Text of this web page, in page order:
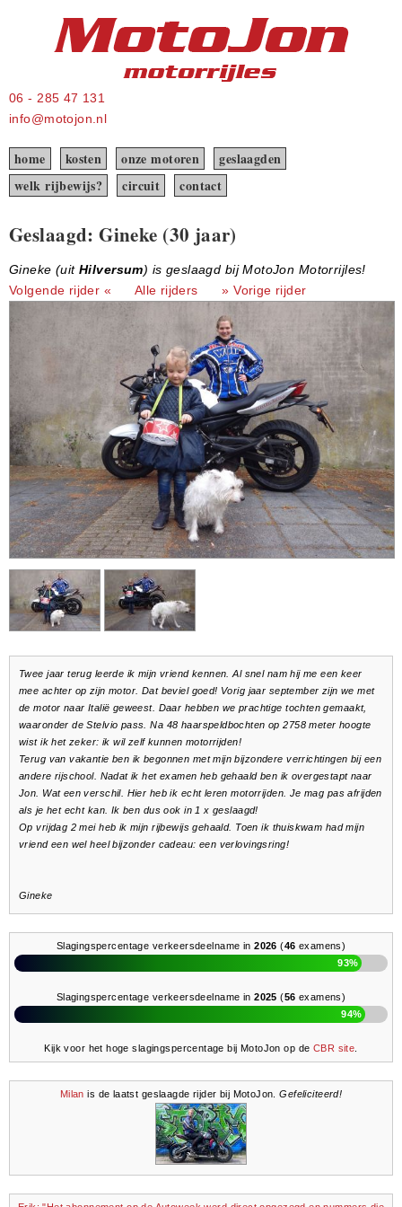
06 - 285 47 131
info@motojon.nl
home kosten onze motoren
geslaagden
welk rijbewijs?
circuit contact
Geslaagd: Gineke (30 jaar)
Gineke (uitHilversum) is geslaagd bij MotoJon Motorrijles!
Volgende rijder «
Alle rijders » Vorige rijder
Twee jaar terug leerde ik mijn vriend kennen. Al snel nam hij me een keer
mee achter op zijn motor. Dat beviel goed! Vorig jaar september zijn we met
de motor naar Italië geweest. Daar hebben we prachtige tochten gemaakt,
waaronder de Stelvio pass. Na 48 haarspeldbochten op 2758 meter hoogte
wist ik het zeker: ik wil zelf kunnen motorrijden!
Terug van vakantie ben ik begonnen met mijn bijzondere verrichtingen bij een
andere rijschool. Nadat ik het examen heb gehaald ben ik overgestapt naar
Jon. Wat een verschil. Hier heb ik echt leren motorrijden. Je mag pas afrijden
als je het echt kan. Ik ben dus ook in 1 x geslaagd!
Op vrijdag 2 mei heb ik mijn rijbewijs gehaald. Toen ik thuiskwam had mijn
vriend een wel heel bijzonder cadeau: een verlovingsring!
Gineke
Slagingspercentage verkeersdeelname in2026 (46 examens)
93%
Slagingspercentage verkeersdeelname in2025 (56 examens)
94%
Kijk voor het hoge slagingspercentage bij MotoJon op de CBR site
Milan is de laatst geslaagde rijder bij MotoJon.Gefeliciteerd!